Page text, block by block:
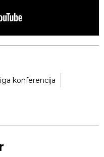
konferencija